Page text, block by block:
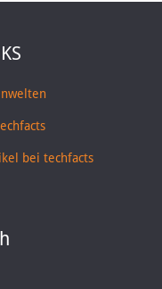
bei techfacts